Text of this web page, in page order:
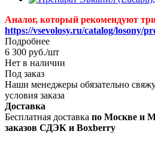
Аналог, который рекомендуют
https://vsevolosy.ru/catalog/losony/
Подробнее
6 300 руб./шт
Нет в наличии
Под заказ
Наши менеджеры обязательно
условия заказа
Доставка
Бесплатная доставка по Москве и
заказов СДЭК и Boxberry